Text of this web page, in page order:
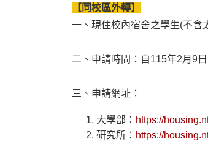
【同校區外轉】
一、現住校內宿舍之學生(不含
二、申請時間：自115年2月9
三、申請網址：
大學部： https://
研究所： https://